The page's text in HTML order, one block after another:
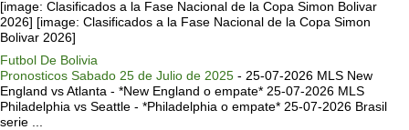
[image: Clasificados a la Fase Nacional de la Copa Simon Bolivar
2026] [image: Clasificados a la Fase Nacional de la Copa Simon
Bolivar 2026]
Futbol De Bolivia
Pronosticos Sabado 25 de Julio de 2025 - 25-07-2026 MLS New
England vs Atlanta - *New England o empate* 25-07-2026 MLS
Philadelphia vs Seattle - *Philadelphia o empate* 25-07-2026 Brasil
serie ...